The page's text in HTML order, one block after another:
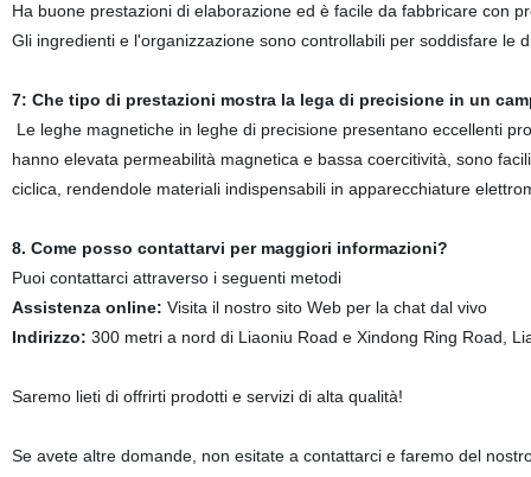
Ha buone prestazioni di elaborazione ed è facile da fabbricare con
Gli ingredienti e l'organizzazione sono controllabili per soddisfare le
7: Che tipo di prestazioni mostra la lega di precisione in un
Le leghe magnetiche in leghe di precisione presentano eccellenti
hanno elevata permeabilità magnetica e bassa coercitività, sono
ciclica, rendendole materiali indispensabili in apparecchiature
8. Come posso contattarvi per maggiori informazioni?
Puoi contattarci attraverso i seguenti metodi
Assistenza online: Visita il nostro sito Web per la chat dal vivo
Indirizzo: 300 metri a nord di Liaoniu Road e Xindong Ring Road,
Saremo lieti di offrirti prodotti e servizi di alta qualità!
Se avete altre domande, non esitate a contattarci e faremo del